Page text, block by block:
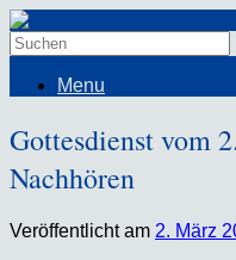
Menu
Gottesdienst vom
Nachhören
Veröffentlicht am 2. März